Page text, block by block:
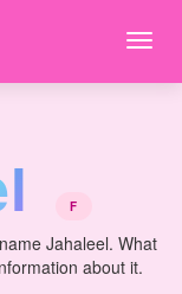
l F
Jahaleel. What
about it.